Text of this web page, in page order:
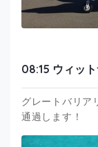
08:15 ウィッ
グレートバリア
通過します！